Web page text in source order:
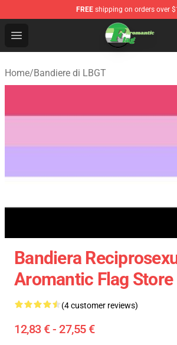
FREE shipping on orders over
Open menu
Aromantic Flag Shop - The Best
Home/Bandiere di LBGT
Bandiera
Aromantic Flag Store
(4 customer reviews)
12,83 € - 27,55 €